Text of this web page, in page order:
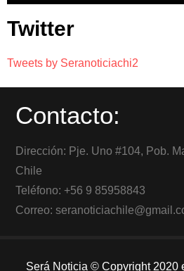
Twitter
Tweets by Seranoticiachi2
Contacto:
Dirección: Pje. Uno #104, Pob.
Chile
Teléfono: +56 9 85958843
Correo:
Será Noticia © Copyright 2020